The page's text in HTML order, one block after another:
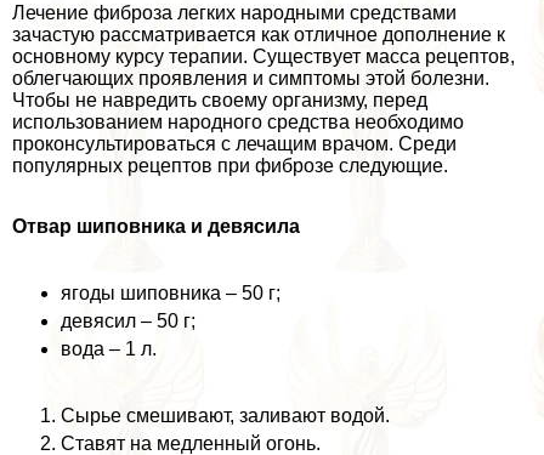
Лечение фиброза легких народными средствами
зачастую рассматривается как отличное дополнение к
основному курсу терапии. Существует масса рецептов,
облегчающих проявления и симптомы этой болезни.
Чтобы не навредить своему организму, перед
использованием народного средства необходимо
проконсультироваться с лечащим врачом. Среди
популярных рецептов при фиброзе следующие.
Отвар шиповника и девясила
ягоды шиповника – 50 г;
девясил – 50 г;
вода – 1 л.
Сырье смешивают, заливают водой.
Ставят на медленный огонь.